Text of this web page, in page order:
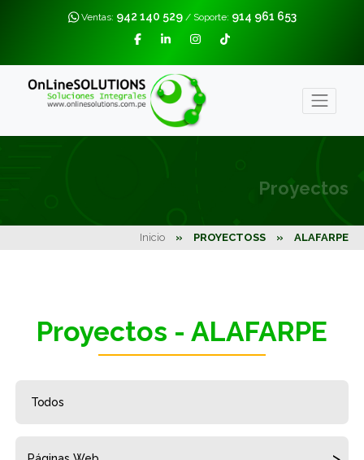
Ventas: 942 140 529/ Soporte: 914 961 653
Proyectos
Inicio » PROYECTOSS » ALAFARPE
Proyectos - ALAFARPE
Todos